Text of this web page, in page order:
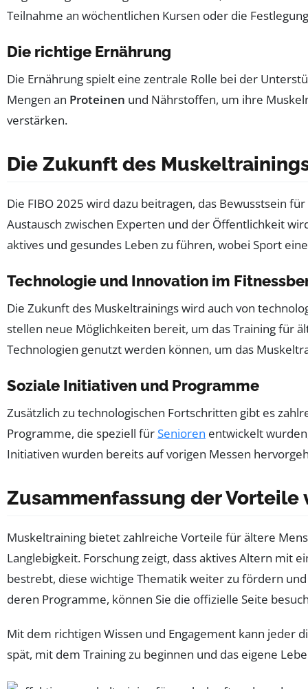
Teilnahme an wöchentlichen Kursen oder die
Die richtige Ernährung
Die Ernährung spielt eine zentrale Rolle bei der
Mengen an Proteinen und Nährstoffen, um ihre
verstärken.
Die Zukunft des
Die FIBO 2025 wird dazu beitragen, das Bewusstsein
Austausch zwischen Experten und der Öffentlichkeit
aktives und gesundes Leben zu führen, wobei Sport
Technologie und Innovation im
Die Zukunft des Muskeltrainings wird auch von
stellen neue Möglichkeiten bereit, um das Training für
Technologien genutzt werden können, um das
Soziale Initiativen und Programme
Zusätzlich zu technologischen Fortschritten gibt es
Programme, die speziell fürSenioren entwickelt
Initiativen wurden bereits auf vorigen Messen
Zusammenfassung der
Muskeltraining bietet zahlreiche Vorteile für ältere
Langlebigkeit. Forschung zeigt, dass aktives Altern mit
bestrebt, diese wichtige Thematik weiter zu fördern
deren Programme, können Sie die offizielle Seite
Mit dem richtigen Wissen und Engagement kann jeder
spät, mit dem Training zu beginnen und das eigene